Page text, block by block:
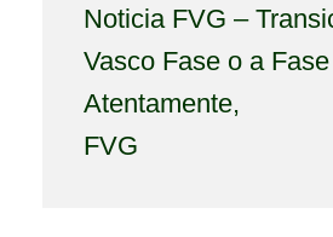
Noticia FVG –
Vasco Fase o a Fase
Atentamente,
FVG